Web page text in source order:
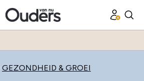
GEZONDHEID & GROEI